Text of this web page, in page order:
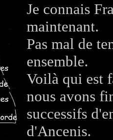
Je connais
maintenant.
Pas mal de
ensemble.
Voilà qui est
nous avons
successifs
d'Ancenis.